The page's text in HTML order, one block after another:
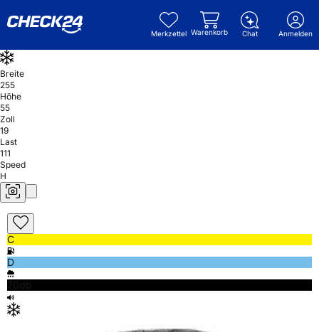
Merkzettel Warenkorb Chat Anmelden
Breite
255
Höhe
55
Zoll
19
Last
111
Speed
H
C
D
70db